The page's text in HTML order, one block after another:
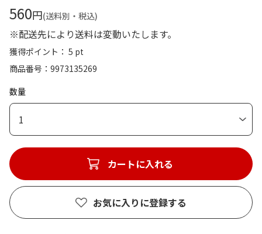
560円(送料別・税込)
※配送先により送料は変動いたします。
獲得ポイント： 5 pt
商品番号
9973135269
数量
1
カートに入れる
お気に入りに登録する